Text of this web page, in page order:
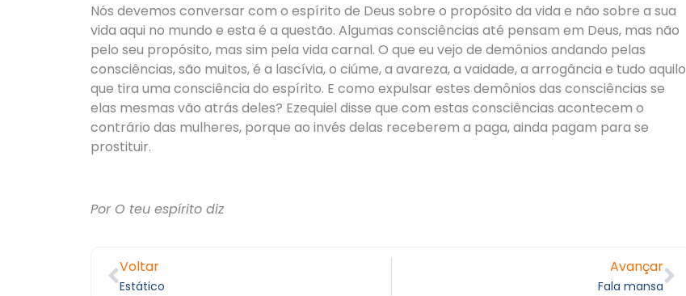
Nós devemos conversar com o espírito de Deus sobre o propósito da vida e não sobre a sua
vida aqui no mundo e esta é a questão. Algumas consciências até pensam em Deus, mas não
pelo seu propósito, mas sim pela vida carnal. O que eu vejo de demônios andando pelas
consciências, são muitos, é a lascívia, o ciúme, a avareza, a vaidade, a arrogância e tudo aquilo
que tira uma consciência do espírito. E como expulsar estes demônios das consciências se
elas mesmas vão atrás deles? Ezequiel disse que com estas consciências acontecem o
contrário das mulheres, porque ao invés delas receberem a paga, ainda pagam para se
prostituir.
Por O teu espírito diz
Voltar
Estático
Avançar
Fala mansa